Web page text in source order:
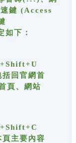
鍵 (Access
如下：
回官網首
頁、網站
主要內容